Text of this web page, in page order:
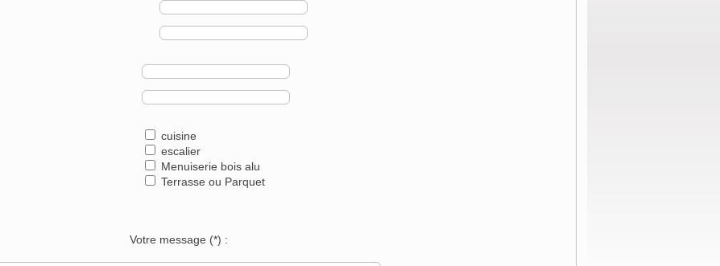
cuisine
escalier
Menuiserie bois alu
Terrasse ou Parquet
Votre message (*) :